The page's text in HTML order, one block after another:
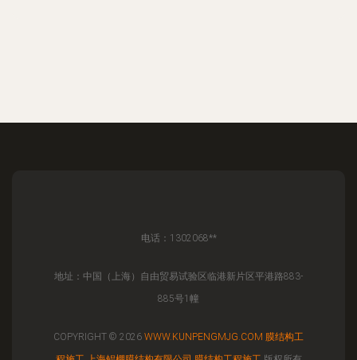
电话：1302068**
地址：中国（上海）自由贸易试验区临港新片区平港路883-
885号1幢
COPYRIGHT © 2026 WWW.KUNPENGMJG.COM 膜结构工